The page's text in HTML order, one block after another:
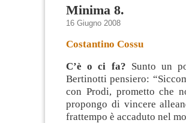
Minima 8.
16 Giugno 2008
Costantino Cossu
C’è o ci fa? Sunto un
Bertinotti pensiero:
con Prodi, prometto che
propongo di vincere
frattempo è accaduto nel